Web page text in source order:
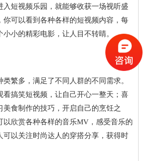
入短视频乐园，就能够收获一场视听盛
你可以看到各种各样的短视频内容，每
小的精彩电影，让人目不转睛。
繁多，满足了不同人群的不同需求。
看搞笑短视频，让自己开心一整天；喜
美食制作的技巧，开启自己的烹饪之
以欣赏各种各样的音乐MV，感受音乐的
可以关注时尚达人的穿搭分享，获得时